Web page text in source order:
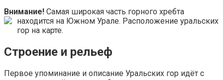
Внимание! Самая широкая часть горного хребта
находится на Южном Урале. Расположение уральских
гор на карте.
Строение и рельеф
Первое упоминание и описание Уральских гор идёт с